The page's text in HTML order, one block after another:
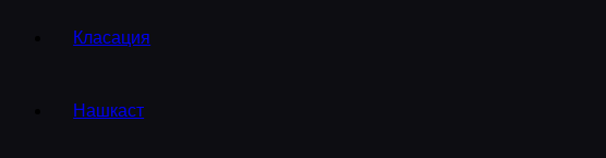
Класация
Нашкаст